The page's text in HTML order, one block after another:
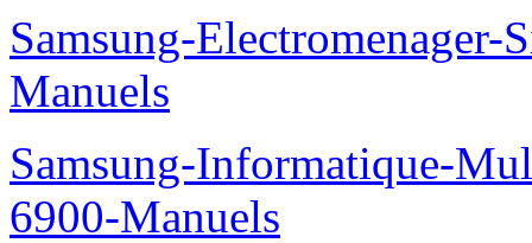
Samsung-
Manuels
Samsung-Informatique-
6900-Manuels